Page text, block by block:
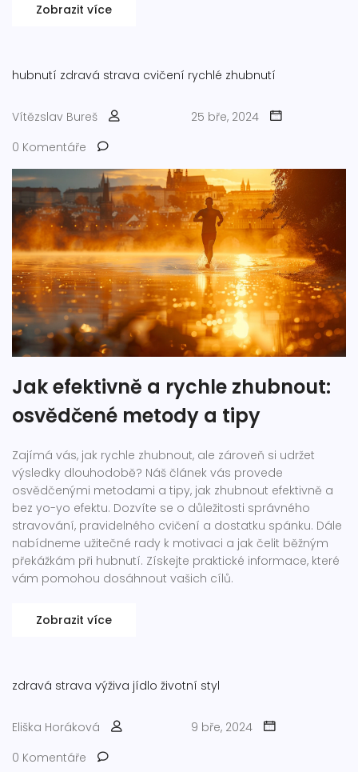
Zobrazit více
hubnutí zdravá strava cvičení rychlé zhubnutí
Vítězslav Bureš
25 bře, 2024
0 Komentáře
Jak efektivně a rychle zhubnout:
osvědčené metody a tipy
Zajímá vás, jak rychle zhubnout, ale zároveň si udržet
výsledky dlouhodobě? Náš článek vás provede
osvědčenými metodami a tipy, jak zhubnout efektivně a
bez yo-yo efektu. Dozvíte se o důležitosti správného
stravování, pravidelného cvičení a dostatku spánku. Dále
nabídneme užitečné rady k motivaci a jak čelit běžným
překážkám při hubnutí. Získejte praktické informace, které
vám pomohou dosáhnout vašich cílů.
Zobrazit více
zdravá strava výživa jídlo životní styl
Eliška Horáková
9 bře, 2024
0 Komentáře